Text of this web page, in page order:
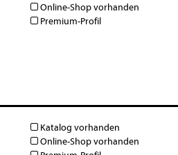
Online-Shop vorhanden
Premium-Profil
Katalog vorhanden
Online-Shop vorhanden